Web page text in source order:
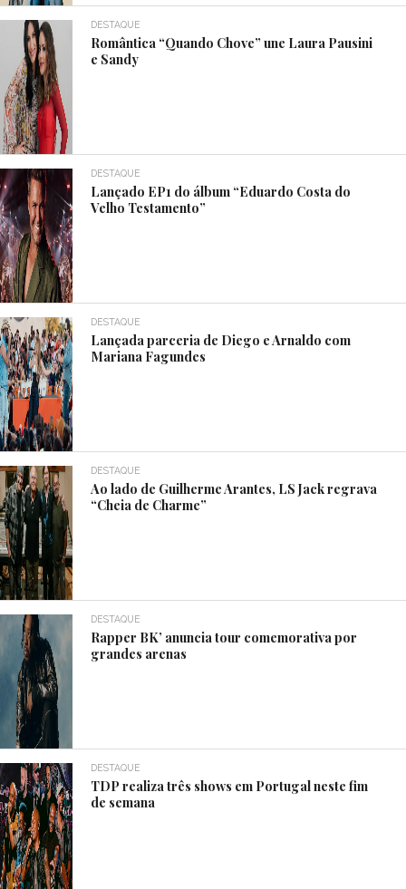
DESTAQUE
Romântica “Quando Chove” une Laura Pausini
e Sandy
DESTAQUE
Lançado EP1 do álbum “Eduardo Costa do
Velho Testamento”
DESTAQUE
Lançada parceria de Diego e Arnaldo com
Mariana Fagundes
DESTAQUE
Ao lado de Guilherme Arantes, LS Jack regrava
“Cheia de Charme”
DESTAQUE
Rapper BK’ anuncia tour comemorativa por
grandes arenas
DESTAQUE
TDP realiza três shows em Portugal neste fim
de semana